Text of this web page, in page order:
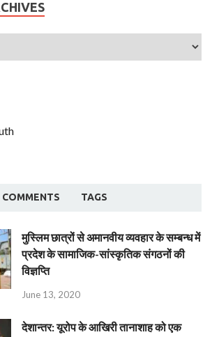
COMMENTS TAGS
मुस्लिम छात्रों से अमानवीय व्यवहार के सम्बन्ध में
प्रदेश के सामाजिक-सांस्कृतिक संगठनों की
विज्ञप्ति
June 13, 2020
देशान्‍तर: यूरोप के आखिरी तानाशाह को एक